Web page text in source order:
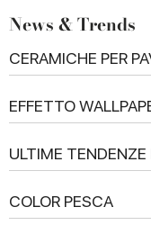
News & Trends
CERAMICHE PER
EFFETTO
ULTIME
COLOR PESCA